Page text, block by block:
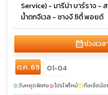
Service) - มารีน่า บาร์ราจ -
น้ำตกจีเวล - ชางงี ซิตี้ พอยต์
calendar_monthช่วงเวล
ต.ค. 69 01-04
sunnyวันหยุดพิเศษlocal_fire_departmentโปรไฟไหม้confirmation_numberที่เหลือน้อ